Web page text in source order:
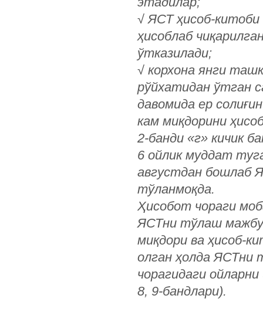
√ЯСТ ҳисоб-китоби
ҳисоблаб
ўтказилади;
√ корхона янги
рўйхатидан ўтган
давомида ер
кам миқдорини
2-банди «г» кичик
6 ойлик муддат
августдан бошлаб
тўланмоқда.
Ҳисобот чораги
ЯСТни тўлаш
миқдори ва ҳисоб-
олган ҳолда
чорагидаги
8, 9-бандлари).